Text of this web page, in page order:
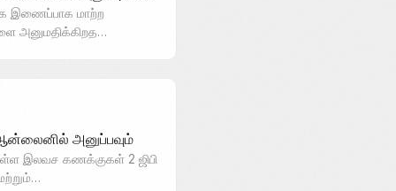
இணைப்பாக மாற்ற
அனுமதிக்கிறத…
அனுப்பவும்
இலவச கணக்குகள் 2 ஜிபி